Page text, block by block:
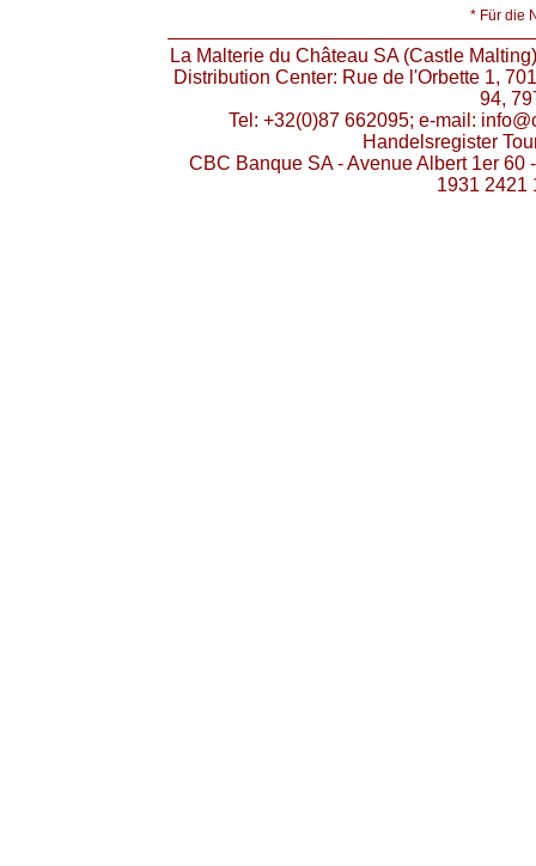
* Für die
La Malterie du Château SA (Castle
Distribution Center: Rue de l'Orbette 1,
94,
Tel: +32(0)87 662095; e-mail:
Handelsregister
CBC Banque SA - Avenue Albert 1er 60
1931 2421